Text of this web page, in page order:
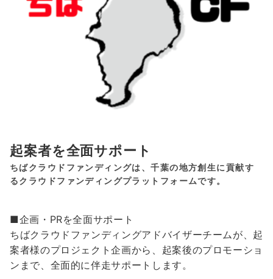
起案者を全面サポート
ちばクラウドファンディングは、千葉の地方創生に貢献す
るクラウドファンディングプラットフォームです。
■企画・PRを全面サポート
ちばクラウドファンディングアドバイザーチームが、起
案者様のプロジェクト企画から、起案後のプロモーショ
ンまで、全面的に伴走サポートします。